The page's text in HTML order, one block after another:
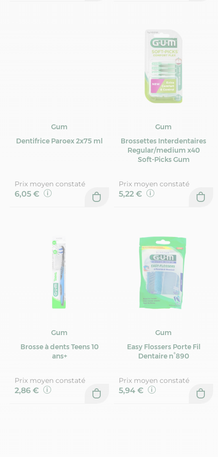
Gum
Dentifrice Paroex 2x75 ml
Prix moyen constaté
6,05 €
Gum
Brossettes Interdentaires
Regular/medium x40
Soft-Picks Gum
Prix moyen constaté
5,22 €
Gum
Brosse à dents Teens 10
ans+
Prix moyen constaté
2,86 €
Gum
Easy Flossers Porte Fil
Dentaire n°890
Prix moyen constaté
5,94 €